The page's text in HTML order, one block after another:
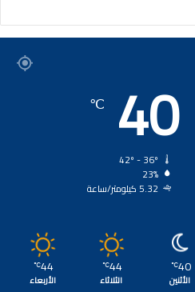
40
℃
23%
5.32 كيلومتر/ساعة
40
℃
الأثنين
44
℃
الثلاثاء
44
℃
الأربعاء